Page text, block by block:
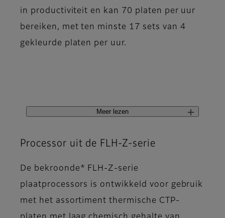
in productiviteit en kan 70 platen per uur
bereiken, met ten minste 17 sets van 4
gekleurde platen per uur.
Meer lezen
Processor uit de FLH-Z-serie
De bekroonde* FLH-Z-serie
plaatprocessors is ontwikkeld voor gebruik
met het assortiment thermische CTP-